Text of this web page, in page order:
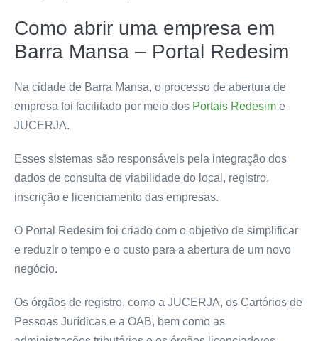
Como abrir uma empresa em
Barra Mansa – Portal Redesim
Na cidade de Barra Mansa, o processo de abertura de
empresa foi facilitado por meio dos Portais Redesim e
JUCERJA.
Esses sistemas são responsáveis pela integração dos
dados de consulta de viabilidade do local, registro,
inscrição e licenciamento das empresas.
O Portal Redesim foi criado com o objetivo de simplificar
e reduzir o tempo e o custo para a abertura de um novo
negócio.
Os órgãos de registro, como a JUCERJA, os Cartórios de
Pessoas Jurídicas e a OAB, bem como as